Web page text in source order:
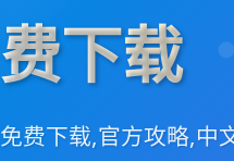
费下载
免费下载,官方攻略,中